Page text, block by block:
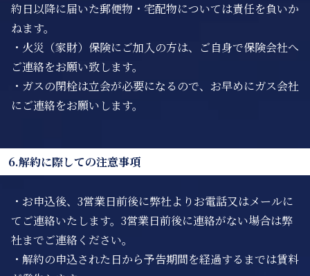
約日以降に届いた郵便物・宅配物については責任を負いか
ねます。
・火災（家財）保険にご加入の方は、ご自身で保険会社へ
ご連絡をお願い致します。
・ガスの閉栓は立会が必要になるので、お早めにガス会社
にご連絡をお願いします。
6.解約に際しての注意事項
・お申込後、3営業日前後に弊社よりお電話又はメールに
てご連絡いたします。3営業日前後に連絡がない場合は弊
社までご連絡ください。
・解約の申込された日から予告期間を経過するまでは賃料